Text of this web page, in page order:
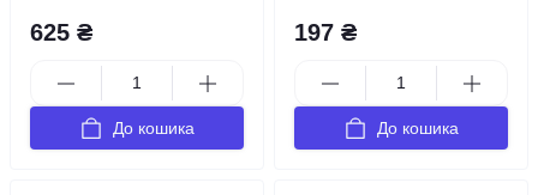
625 ₴
До кошика
197 ₴
До кошика